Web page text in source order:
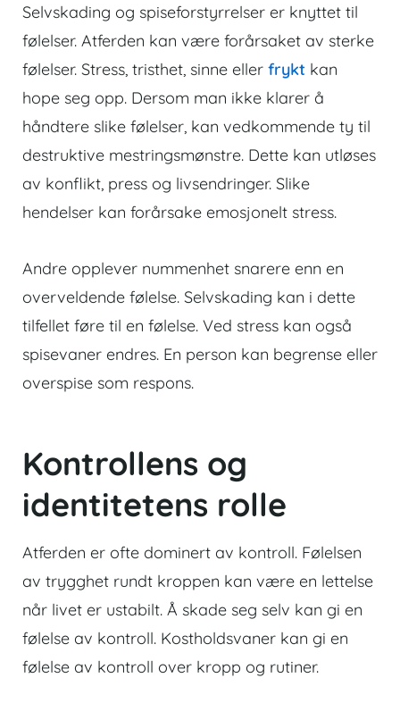
Selvskading og spiseforstyrrelser er knyttet til
følelser. Atferden kan være forårsaket av sterke
følelser. Stress, tristhet, sinne eller frykt kan
hope seg opp. Dersom man ikke klarer å
håndtere slike følelser, kan vedkommende ty til
destruktive mestringsmønstre. Dette kan utløses
av konflikt, press og livsendringer. Slike
hendelser kan forårsake emosjonelt stress.
Andre opplever nummenhet snarere enn en
overveldende følelse. Selvskading kan i dette
tilfellet føre til en følelse. Ved stress kan også
spisevaner endres. En person kan begrense eller
overspise som respons.
Kontrollens og
identitetens rolle
Atferden er ofte dominert av kontroll. Følelsen
av trygghet rundt kroppen kan være en lettelse
når livet er ustabilt. Å skade seg selv kan gi en
følelse av kontroll. Kostholdsvaner kan gi en
følelse av kontroll over kropp og rutiner.